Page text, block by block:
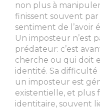
non plus à
finissent souvent
sentiment de l’avoir
Un imposteur n’est
prédateur: c’est
cherche ou qui doit
identité. Sa difficulté
un imposteur est
existentielle, et plus
identitaire, souvent